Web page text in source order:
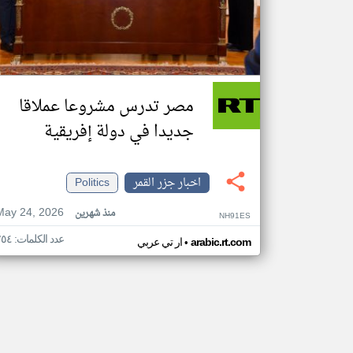
مصر تدرس مشروعا عملاقا
جديدا في دولة إفريقية
اخبار جزر القمر
Politics
24, 2026
منذ شهرين NH91ES
ار تي عربي• arabic.rt.com عدد الكلمات: ٢٥٤